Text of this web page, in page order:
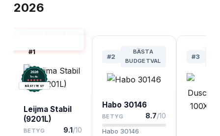
2026
#1
2026
Testix.
BÄST I TEST
Leijma Stabil
(9201L)
BETYG 9.1/10
#2
BÄSTA
BUDGETVAL
Habo 30146
BETYG 8.7/10
Habo 30146
#3